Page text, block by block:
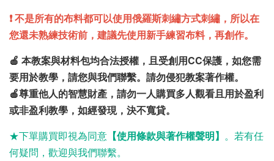
❗ 不是所有的布料都可以使用俄羅斯刺繡方式刺繡，所以在
您還未熟練技術前， 建議先使用新手練習布料，再創作。
🍎 本教案與材料包均合法授權，且受創用CC保護，如您需
要用於教學，請您與我們聯繫。請勿侵犯教案著作權。
🍎尊重他人的智慧財產，請勿一人購買多人觀看且用於盈利
或非盈利教學，如經發現，決不寬貸。
★下單購買即視為同意 【使用條款與著作權聲明】 。若有任
何疑問，歡迎與我們聯繫。